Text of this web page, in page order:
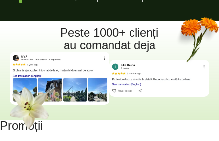
Peste 1000+ clienți
au comandat deja
Promoții